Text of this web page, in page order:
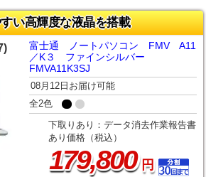
い高輝度な液晶を搭載
富士通 ノートパソコン FMV A11
／K３ ファインシルバー
FMVA11K3SJ
08月12日お届け可能
全2色
下取りあり：データ消去作業報告書
あり価格（税込）
179,800円